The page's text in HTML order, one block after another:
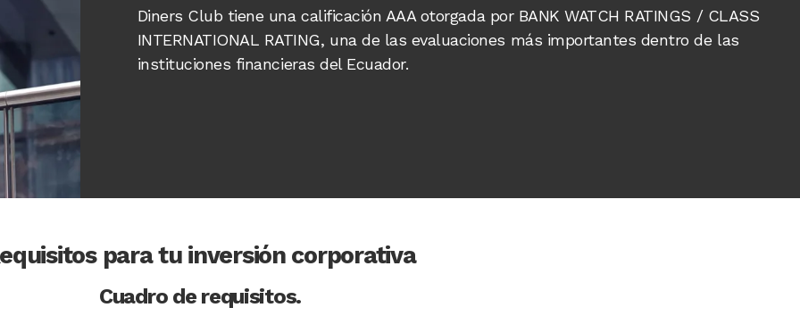
Diners Club tiene una calificación AAA otorgada por BANK WATCH RATINGS / CLASS
INTERNATIONAL RATING, una de las evaluaciones más importantes dentro de las
instituciones financieras del Ecuador.
para tu inversión corporativa
Cuadro de requisitos.